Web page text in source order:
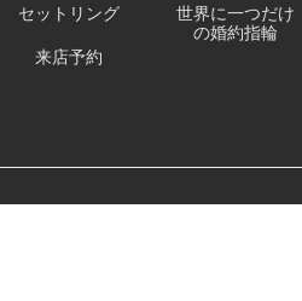
セットリング
来店予約
世界に一つだけ
の婚約指輪